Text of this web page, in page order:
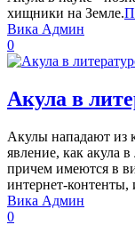
хищники на Земле.
Вика Админ
0
Акула в
Акулы нападают из
явление, как акула
причем имеются в
интернет-контенты,
Вика Админ
0